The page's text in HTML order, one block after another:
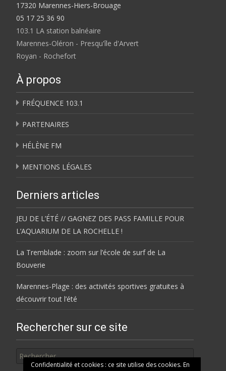
17320 Marennes-Hiers-Brouage
05 17 25 36 90
103.1 LA station balnéaire
Marennes-Oléron - Presqu'île d'Arvert
Royan - Rochefort
À propos
FRÉQUENCE 103.1
PARTENAIRES
HÉLÈNE FM
MENTIONS LÉGALES
Derniers articles
JEU DE L’ÉTÉ // GAGNEZ DES PASS FAMILLE POUR
L’AQUARIUM DE LA ROCHELLE !
La Tremblade : zoom sur l’école de surf de La
Bouverie
Marennes-Plage : des activités sportives gratuites à
découvrir tout l’été
Rechercher sur ce site
Confidentialité et cookies : ce site utilise des cookies. En